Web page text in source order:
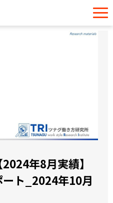
年8月実績】
ト_2024年10月